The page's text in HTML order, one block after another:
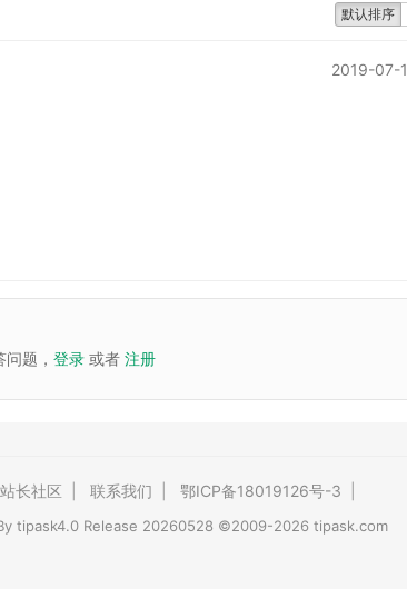
默认排序
2019-07-
题， 登录或者 注册
长社区 联系我们 鄂ICP备18019126号-3
tipask4.0Release 20260528 ©2009-2026 tipask.com